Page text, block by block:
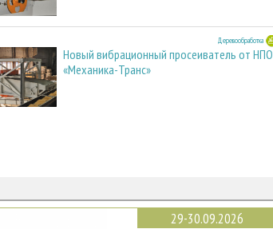
Деревообработка
Новый вибрационный просеиватель от НПО
«Механика-Транс»
29-30.09.2026